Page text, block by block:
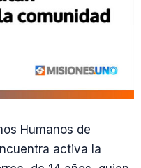
Humanos de
activa la